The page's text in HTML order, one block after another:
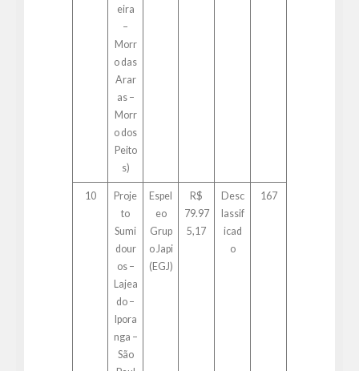
eira
–
Morr
o das
Arar
as –
Morr
o dos
Peito
s)
10
Proje
to
Sumi
dour
os –
Lajea
do –
Ipora
nga –
São
Espel
eo
Grup
o Japi
(EGJ)
R$
79.97
5,17
Desc
lassif
icad
o
167